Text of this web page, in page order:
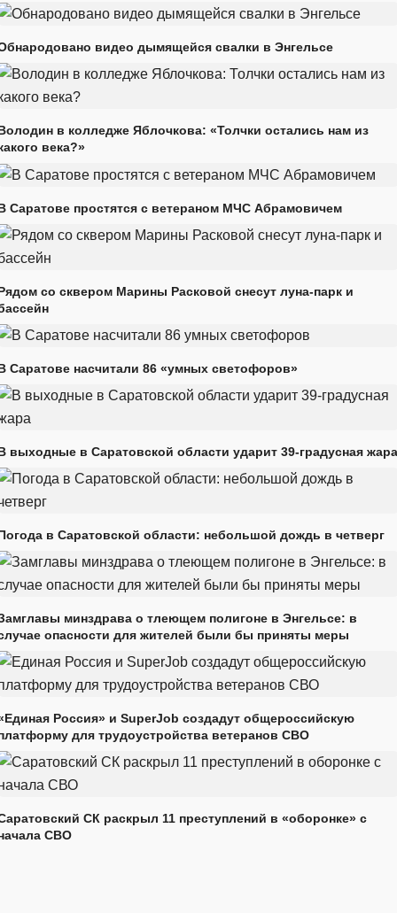
видео дымящейся свалки в Энгельсе
в колледже Яблочкова: «Толчки остались нам из
века?»
Саратове простятся с ветераном МЧС Абрамовичем
со сквером Марины Расковой снесут луна-парк и
Саратове насчитали 86 «умных светофоров»
выходные в Саратовской области ударит 39-градусная жара
в Саратовской области: небольшой дождь в четверг
минздрава о тлеющем полигоне в Энгельсе: в
опасности для жителей были бы приняты меры
Россия» и SuperJob создадут общероссийскую
для трудоустройства ветеранов СВО
СК раскрыл 11 преступлений в «оборонке» с
СВО